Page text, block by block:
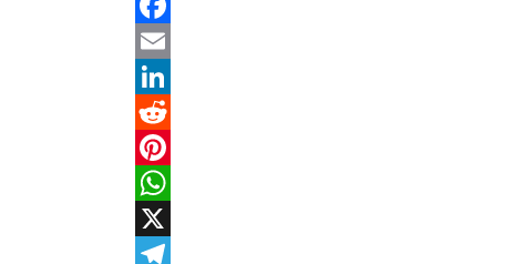
Facebook
Email
LinkedIn
Reddit
Pinterest
WhatsApp
X